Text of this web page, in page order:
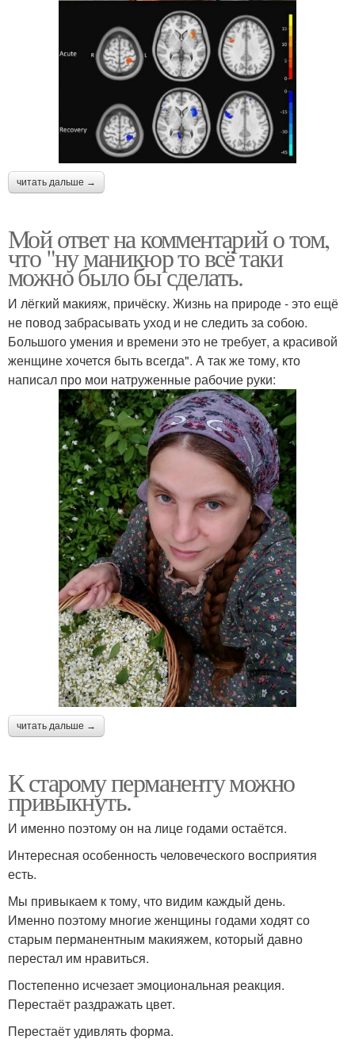
читать дальше →
Мой ответ на комментарий о том,
что "ну маникюр то всё таки
можно было бы сделать.
И лёгкий макияж, причёску. Жизнь на природе - это ещё
не повод забрасывать уход и не следить за собою.
Большого умения и времени это не требует, а красивой
женщине хочется быть всегда". А так же тому, кто
написал про мои натруженные рабочие руки:
читать дальше →
К старому перманенту можно
привыкнуть.
И именно поэтому он на лице годами остаётся.
Интересная особенность человеческого восприятия
есть.
Мы привыкаем к тому, что видим каждый день.
Именно поэтому многие женщины годами ходят со
старым перманентным макияжем, который давно
перестал им нравиться.
Постепенно исчезает эмоциональная реакция.
Перестаёт раздражать цвет.
Перестаёт удивлять форма.